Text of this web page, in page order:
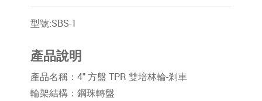
型號:SBS-1
產品說明
產品名稱：4" 方盤 TPR 雙培林輪-剎車
輪架結構：鋼珠轉盤